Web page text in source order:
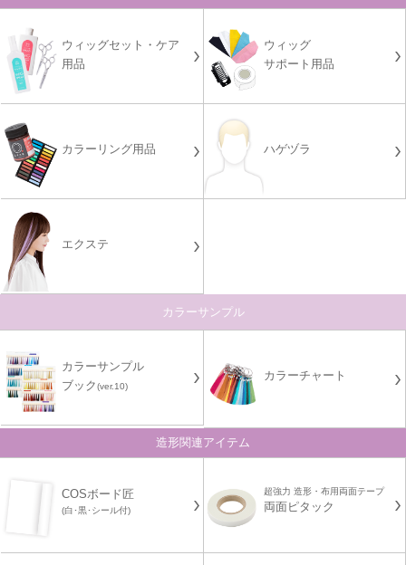
ウィッグセット・ケア
用品
ウィッグ
サポート用品
カラーリング用品 ハゲヅラ
エクステ
カラーサンプル
カラーサンプル
ブック(ver.10)
カラーチャート
造形関連アイテム
COSボード匠
(白･黒･シール付)
超強力 造形・布用両面テープ
両面ピタック